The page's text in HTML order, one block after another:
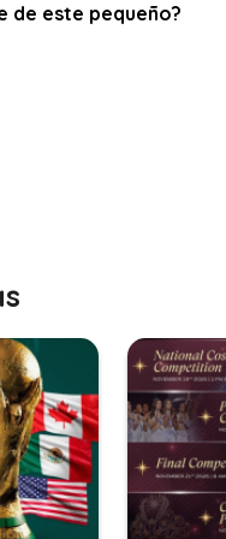
de este pequeño?